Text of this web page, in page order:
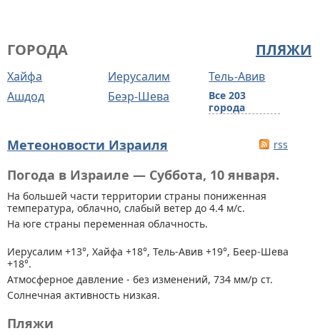
ПЛЯЖИ
ГОРОДА
Хайфа Иерусалим
Тель-Авив
Ашдод
Беэр-Шева
Все 203
города
Метеоновости Израиля rss
Погода в Израиле — Суббота, 10 января.
На большей части территории страны пониженная
температура, облачно, слабый ветер до 4.4 м/с.
На юге страны переменная облачность.
Иерусалим +13°, Хайфа +18°, Тель-Авив +19°, Беер-Шева
+18°.
Атмосферное давление - без изменений, 734 мм/р ст.
Солнечная активность низкая.
Пляжи